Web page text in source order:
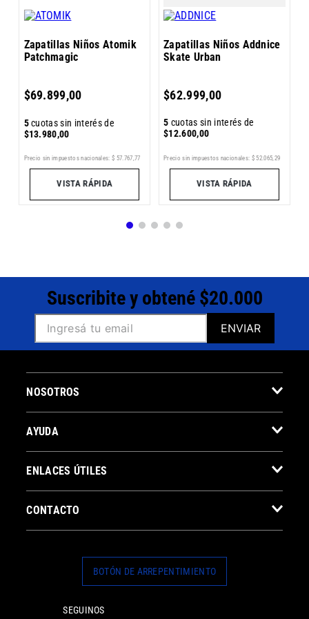
Zapatillas Niños Atomik
Patchmagic
$69.899,00
5cuotas sin interés de
$13.980,00
Precio sin impuestos nacionales: $ 57 767 77
VISTA RÁPIDA
Zapatillas Niños Addnice
Skate Urban
$62.999,00
5 cuotas sin interés de
$12.600,00
Precio sin impuestos nacionales: $ 52.065 29
VISTA RÁPIDA
Suscribite y obtené $20.000
ENVIAR
NOSOTROS
AYUDA
ENLACES ÚTILES
CONTACTO
BOTÓN DE ARREPENTIMIENTO
SEGUINOS